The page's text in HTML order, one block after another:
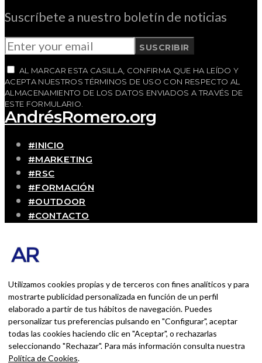
Suscríbete a nuestro boletín de noticias
SUSCRIBIR
AL MARCAR ESTA CASILLA, CONFIRMA QUE HA LEÍDO Y
ACEPTA NUESTROS TÉRMINOS DE USO CON RESPECTO AL
ALMACENAMIENTO DE LOS DATOS ENVIADOS A TRAVÉS DE
ESTE FORMULARIO.
AndrésRomero.org
#INICIO
#MARKETING
#RSC
#FORMACIÓN
#OUTDOOR
#CONTACTO
Blog personal y profesional de Andrés Romero.
persona que disfruta con lo que hace cada día
BUSCAR POR:
BUSCAR
Ingresa las palabras de la búsqueda y presiona
Utilizamos cookies propias y de terceros con fines analíticos y para
mostrarte publicidad personalizada en función de un perfil
elaborado a partir de tus hábitos de navegación. Puedes
personalizar tus preferencias pulsando en "Configurar", aceptar
todas las cookies haciendo clic en "Aceptar", o rechazarlas
seleccionando "Rechazar". Para más información consulta nuestra
Política de Cookies.